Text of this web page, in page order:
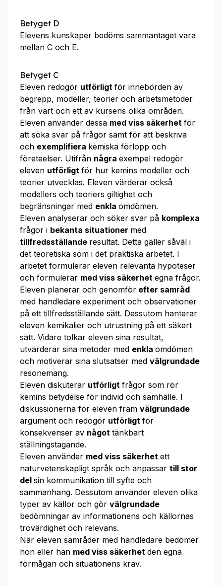
Betyget D
Elevens kunskaper bedöms sammantaget vara
mellan C och E.
Betyget C
Eleven redogör utförligt för innebörden av
begrepp, modeller, teorier och arbetsmetoder
från vart och ett av kursens olika områden.
Eleven använder dessa med viss säkerhet för
att söka svar på frågor samt för att beskriva
och exemplifiera kemiska förlopp och
företeelser. Utifrån några exempel redogör
eleven utförligt för hur kemins modeller och
teorier utvecklas. Eleven värderar också
modellers och teoriers giltighet och
begränsningar med enkla omdömen.
Eleven analyserar och söker svar på komplexa
frågor i bekanta situationer med
tillfredsställande resultat. Detta gäller såväl i
det teoretiska som i det praktiska arbetet. I
arbetet formulerar eleven relevanta hypoteser
och formulerar med viss säkerhet egna frågor.
Eleven planerar och genomför efter samråd
med handledare experiment och observationer
på ett tillfredsställande sätt. Dessutom hanterar
eleven kemikalier och utrustning på ett säkert
sätt. Vidare tolkar eleven sina resultat,
utvärderar sina metoder med enkla omdömen
och motiverar sina slutsatser med välgrundade
resonemang.
Eleven diskuterar utförligt frågor som rör
kemins betydelse för individ och samhälle. I
diskussionerna för eleven fram välgrundade
argument och redogör utförligt för
konsekvenser av något tänkbart
ställningstagande.
Eleven använder med viss säkerhet ett
naturvetenskapligt språk och anpassar till stor
del sin kommunikation till syfte och
sammanhang. Dessutom använder eleven olika
typer av källor och gör välgrundade
bedömningar av informationens och källornas
trovärdighet och relevans.
När eleven samråder med handledare bedömer
hon eller han med viss säkerhet den egna
förmågan och situationens krav.